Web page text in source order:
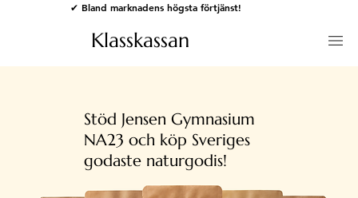
✔ Bland marknadens högsta förtjänst!
Klasskassan
Stöd Jensen Gymnasium
NA23 och köp Sveriges
godaste naturgodis!